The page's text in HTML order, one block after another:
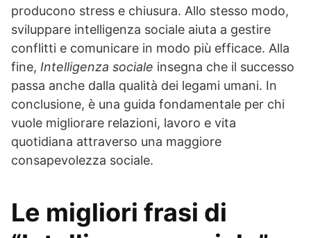
producono stress e chiusura. Allo stesso modo,
sviluppare intelligenza sociale aiuta a gestire
conflitti e comunicare in modo più efficace. Alla
fine, Intelligenza sociale insegna che il successo
passa anche dalla qualità dei legami umani. In
conclusione, è una guida fondamentale per chi
vuole migliorare relazioni, lavoro e vita
quotidiana attraverso una maggiore
consapevolezza sociale.
Le migliori frasi di